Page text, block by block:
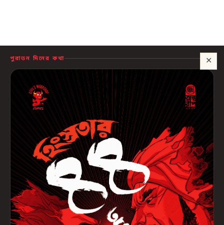
🍪 সাইটটি চালু রাখতে কিছু প্রয়োজনীয় কুকি ব্যবহার হয়। আপনি রাজি থাকলে আমরা বিজ্ঞাপন ও
পরিসংখ্যানের কুকিও ব্যবহার করব, যাতে বুঝতে পারি কোন বই আপনাদের কাজে লাগছে।প্রাইভেসি নীতি
শুধু প্রয়োজনীয় সব ঠিক আছে
✕
পুরাতন দিনের কথা
সাহায্য?